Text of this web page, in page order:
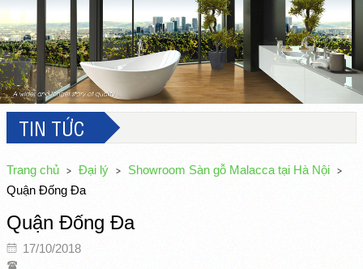
TIN TỨC
Trang chủ Đại lý
Showroom Sàn gỗ Malacca tại Hà Nội
Quận Đống Đa
Quận Đống Đa
17/10/2018